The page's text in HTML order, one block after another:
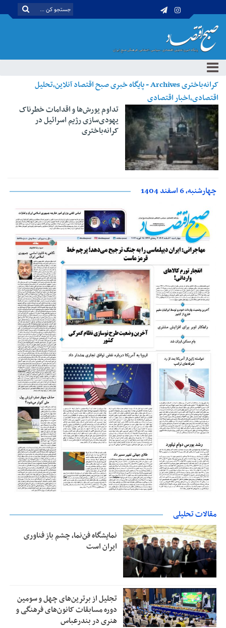
کرانه‌باختری Archives - پایگاه خبری صبح اقتصاد آنلاین،تحلیل
اقتصادی،اخبار اقتصادی
تداوم یورش‌ها و اقدامات خطرناک
یهودی‌سازی رژیم اسرائیل در
کرانه‌باختری
چهارشنبه، 6 اسفند 1404
مقالات تحلیلی
نمایشگاه فن‌نما، چشم باز فناوری
ایران است
تجلیل از بر‌ترین‌های چهل و سومین
دوره مسابقات کانون‌های فرهنگی و
هنری در بندرعباس